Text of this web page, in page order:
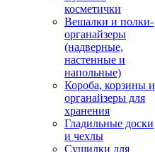
косметички
Вешалки и полки-
органайзеры
(надверные,
настенные и
напольные)
Короба, корзины и
органайзеры для
хранения
Гладильные доски
и чехлы
Сушилки для